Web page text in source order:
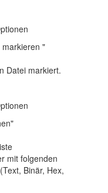
"
Datei markiert.
mit folgenden
Binär, Hex,